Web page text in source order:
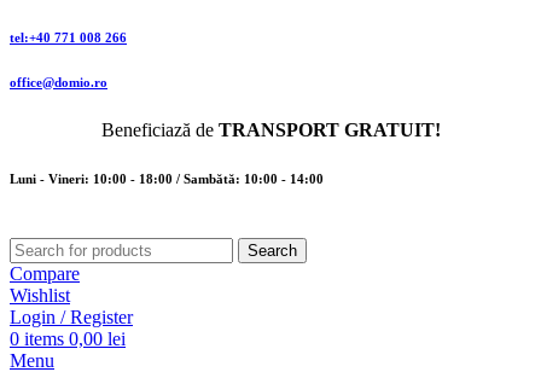
tel:+40 771 008 266
office@domio.ro
Beneficiază de TRANSPORT GRATUIT!
Luni - Vineri: 10:00 - 18:00 / Sambătă: 10:00 - 14:00
Search
Compare
Wishlist
Login / Register
0 items 0,00 lei
Menu